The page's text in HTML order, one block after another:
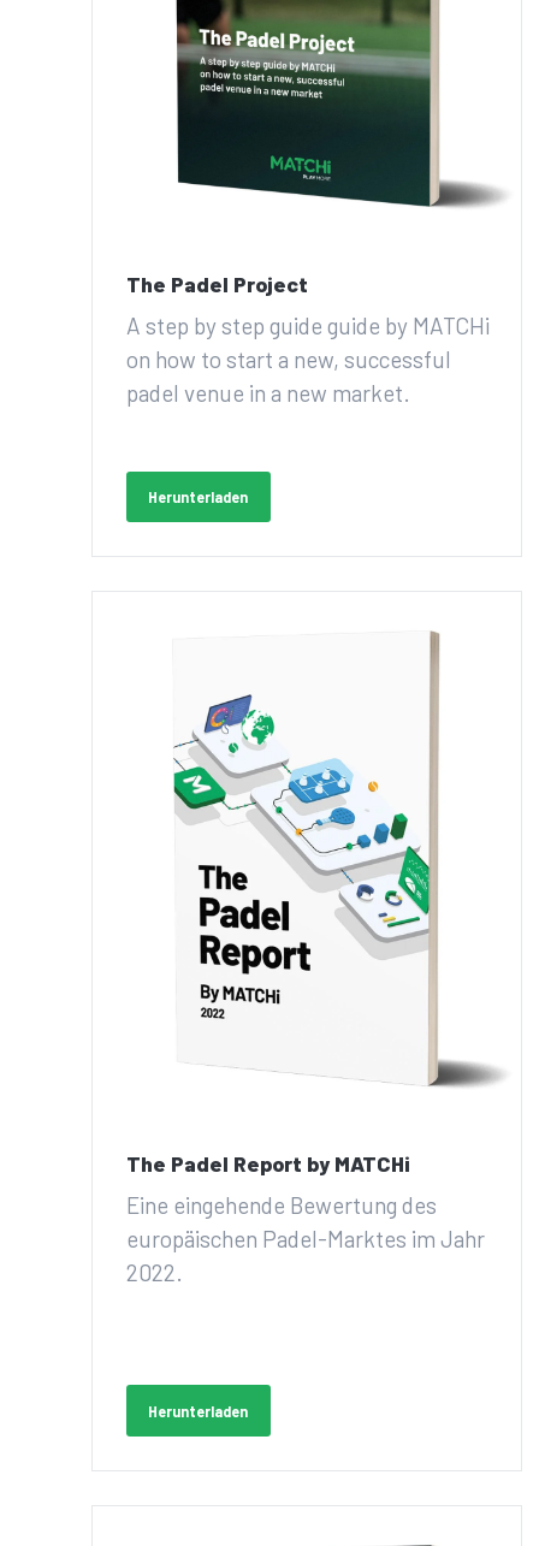
The Padel Project
A step by step guide guide by MATCHi
on how to start a new, successful
padel venue in a new market.
Herunterladen
The Padel Report by MATCHi
Eine eingehende Bewertung des
europäischen Padel-Marktes im Jahr
2022.
Herunterladen